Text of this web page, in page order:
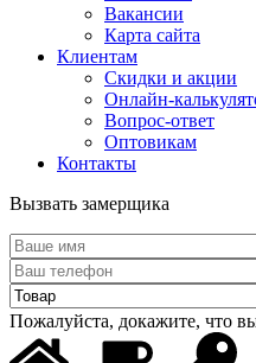
Вакансии
Карта сайта
Клиентам
Скидки и акции
Онлайн-
Вопрос-ответ
Оптовикам
Контакты
Вызвать замерщика
Пожалуйста, докажите, что